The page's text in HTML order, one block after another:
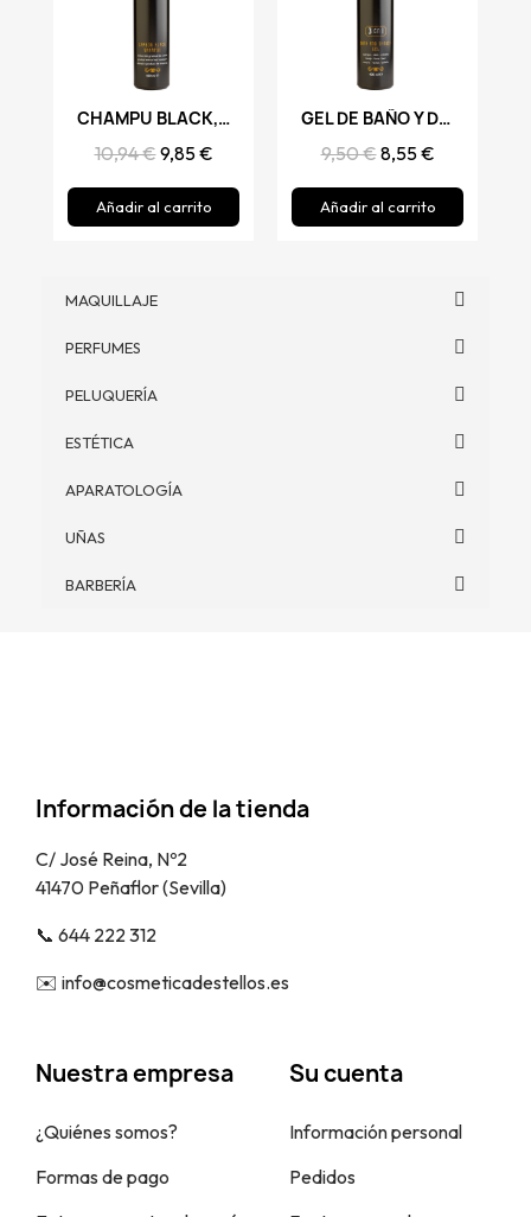
MAQUILLAJE
PERFUMES
PELUQUERÍA
ESTÉTICA
APARATOLOGÍA
UÑAS
BARBERÍA
Vista rápida CHAMPU BLACK, KUUL
10,94 €9,85 €
Añadir al carrito
Vista rápida GEL DE BAÑO Y DUCHA, KUUL
9,50 €8,55 €
Añadir al carrito
Información de la tienda
C/ José Reina, Nº2
41470 Peñaflor (Sevilla)
📞​ 644 222 312
✉️​ info@cosmeticadestellos.es
Nuestra empresa
¿Quiénes somos?
Formas de pago
Su cuenta
Información personal
Pedidos